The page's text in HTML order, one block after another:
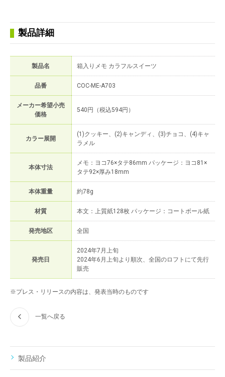
製品詳細
製品名 箱入りメモ カラフルスイーツ
品番 COC-ME-A703
メーカー希望小売
価格
540円（税込594円）
カラー展開
(1)クッキー、(2)キャンディ、(3)チョコ、(4)キャ
ラメル
本体寸法
メモ：ヨコ76×タテ86mm パッケージ：ヨコ81×
タテ92×厚み18mm
本体重量 約78g
材質 本文：上質紙128枚 パッケージ：コートボール紙
発売地区 全国
発売日
2024年7月上旬
2024年6月上旬より順次、全国のロフトにて先行
販売
※プレス・リリースの内容は、発表当時のものです
一覧へ戻る
製品紹介